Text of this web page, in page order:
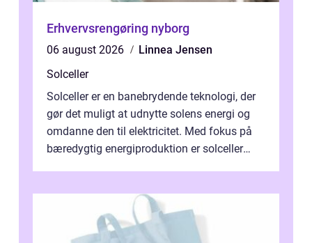
Erhvervsrengøring nyborg
06 august 2026
Linnea Jensen
Solceller
Solceller er en banebrydende teknologi, der
gør det muligt at udnytte solens energi og
omdanne den til elektricitet. Med fokus på
bæredygtig energiproduktion er solceller